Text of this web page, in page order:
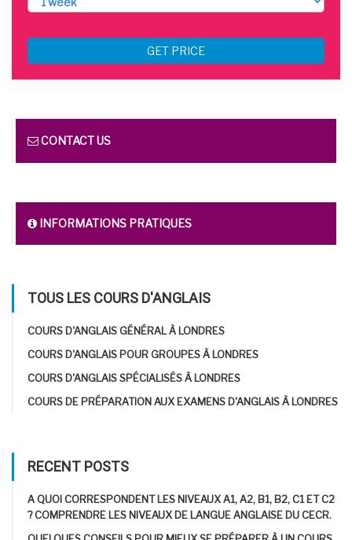
GET PRICE
CONTACT US
INFORMATIONS PRATIQUES
TOUS LES COURS D'ANGLAIS
COURS D'ANGLAIS GÉNÉRAL À LONDRES
COURS D'ANGLAIS POUR GROUPES À LONDRES
COURS D'ANGLAIS SPÉCIALISÉS À LONDRES
COURS DE PRÉPARATION AUX EXAMENS D'ANGLAIS À LONDRES
RECENT POSTS
A QUOI CORRESPONDENT LES NIVEAUX A1, A2, B1, B2, C1 ET C2
? COMPRENDRE LES NIVEAUX DE LANGUE ANGLAISE DU CECR.